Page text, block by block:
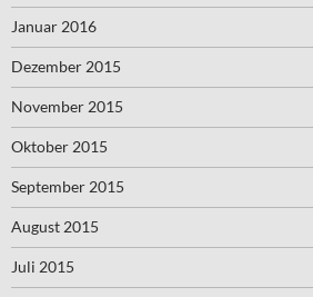
Januar 2016
Dezember 2015
November 2015
Oktober 2015
September 2015
August 2015
Juli 2015